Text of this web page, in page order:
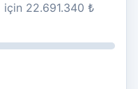
için 22.691.340 ₺